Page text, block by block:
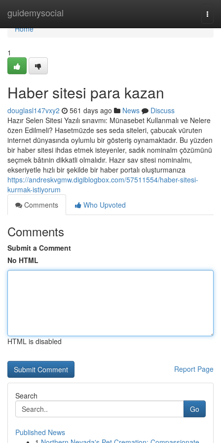
guidemysocial
Home
Home
1
Haber sitesi para kazan
douglasl147vxy2 561 days ago News
Discuss
Hazır Selen Sitesi Yazılı sınavmı: Münasebet Kullanmalı ve Nelere
özen Edilmeli? Hasetmüzde ses seda siteleri, çabucak vüruten
internet dünyasında oylumlu bir gösteriş oynamaktadır. Bu yüzden
bir haber sitesi ihdas etmek isteyenler, sadık nominalm çözümünü
seçmek bâtınin dikkatli olmalıdır. Hazır sav sitesi nominalmı,
ekseriyetle hızlı bir şekilde bir haber portalı oluşturmanıza
https://andreskvgmw.digiblogbox.com/57511554/haber-sitesi-
kurmak-istiyorum
Comments
Who Upvoted
Comments
Submit a Comment
No HTML
HTML is disabled
Report Page
Search
Go
Published News